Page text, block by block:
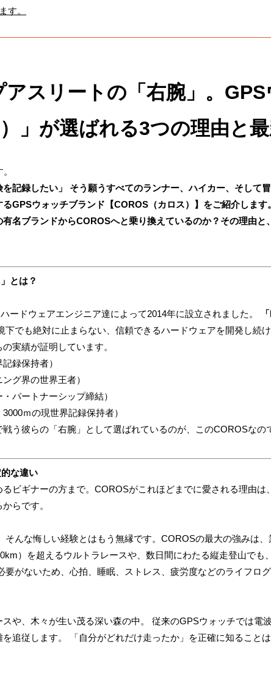
す。
アスリートの「右腕」。
）」が選ばれる3つの理由と
を記録したい」 そう願うすべてのランナー、ハイカー、そして
GPSウォッチブランド【COROS（カロス）】をご紹介します
名ブランドからCOROSへと乗り換えているのか？その理由
とは？
ードウェアエンジニア達によって2014年に設立されました。
下でも絶対に止まらない、信頼できるハードウェアを開発し続
実績が証明しています。
録保持者）
ング界の世界王者）
パートナーシップ締結）
3000ｍの現世界記録保持者）
う彼らの「右腕」として選ばれているのが、このCOROSなの
な違い
ビギナーの方まで。COROSがこれほどまでに愛される理由
らです。
そんな悔しい経験とはもう無縁です。COROSの最大の強みは
）を超えるウルトラレースや、数日間にわたる縦走登山で
要がないため、心拍、睡眠、ストレス、疲労度などのライフロ
や、木々が生い茂る深い森の中。 従来のGPSウォッチでは電
追従します。 「自分がどれだけ走ったか」を正確に知ること